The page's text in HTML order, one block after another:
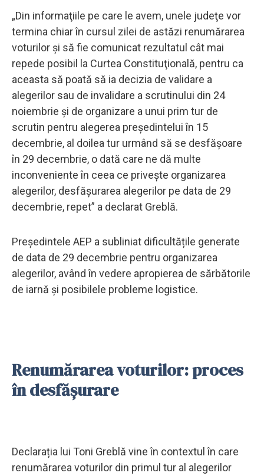
„Din informaţiile pe care le avem, unele judeţe vor
termina chiar în cursul zilei de astăzi renumărarea
voturilor şi să fie comunicat rezultatul cât mai
repede posibil la Curtea Constituţională, pentru ca
aceasta să poată să ia decizia de validare a
alegerilor sau de invalidare a scrutinului din 24
noiembrie şi de organizare a unui prim tur de
scrutin pentru alegerea preşedintelui în 15
decembrie, al doilea tur urmând să se desfăşoare
în 29 decembrie, o dată care ne dă multe
inconveniente în ceea ce priveşte organizarea
alegerilor, desfăşurarea alegerilor pe data de 29
decembrie, repet” a declarat Greblă.
Președintele AEP a subliniat dificultățile generate
de data de 29 decembrie pentru organizarea
alegerilor, având în vedere apropierea de sărbătorile
de iarnă și posibilele probleme logistice.
Renumărarea voturilor: proces
în desfășurare
Declarația lui Toni Greblă vine în contextul în care
renumărarea voturilor din primul tur al alegerilor